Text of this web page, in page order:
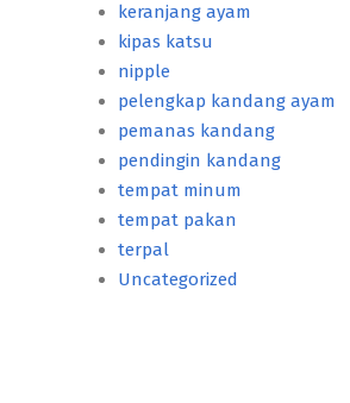
keranjang ayam
kipas katsu
nipple
pelengkap kandang ayam
pemanas kandang
pendingin kandang
tempat minum
tempat pakan
terpal
Uncategorized